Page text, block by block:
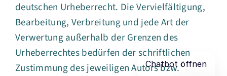
deutschen Urheberrecht. Die Vervielfältigung,
Bearbeitung, Verbreitung und jede Art der
Verwertung außerhalb der Grenzen des
Urheberrechtes bedürfen der schriftlichen
Zustimmung des jeweiligen Autors bzw.